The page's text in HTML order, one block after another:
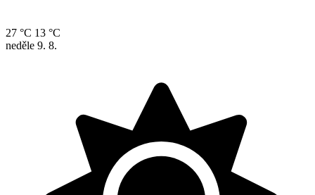
27 °C 13 °C
neděle 9. 8.